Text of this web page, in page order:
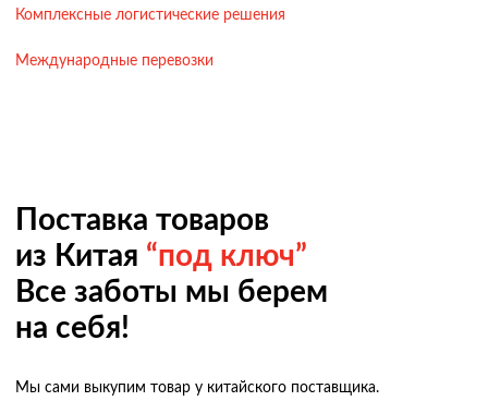
Комплексные логистические решения
Международные перевозки
Поставка товаров
из Китая “под ключ”
Все заботы мы берем
на себя!
Мы сами выкупим товар у китайского поставщика.